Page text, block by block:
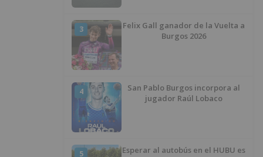
3
Felix Gall ganador de la Vuelta a
Burgos 2026
4
San Pablo Burgos incorpora al
jugador Raúl Lobaco
5
Esperar al autobús en el HUBU es